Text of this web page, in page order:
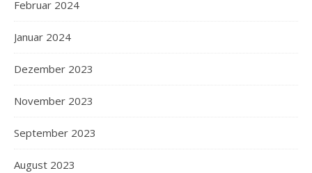
Februar 2024
Januar 2024
Dezember 2023
November 2023
September 2023
August 2023